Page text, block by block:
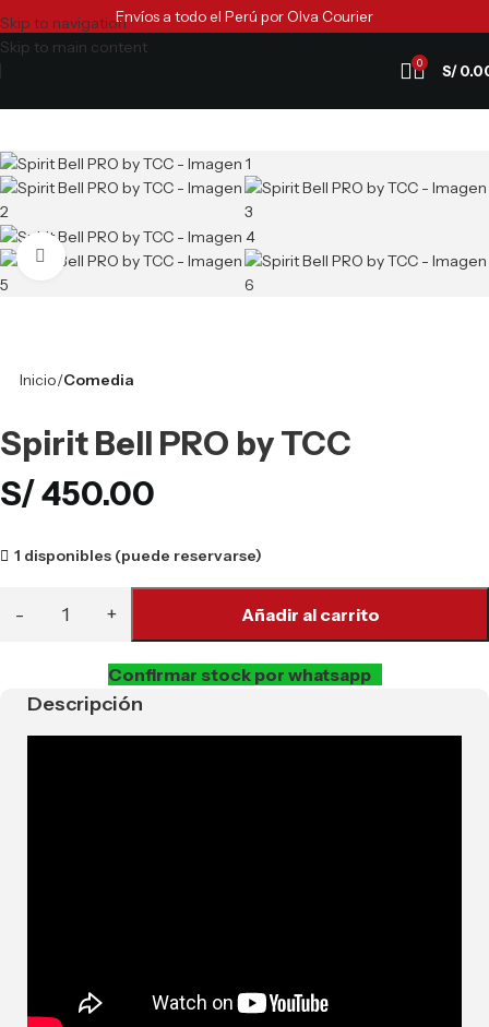
Skip to navigation
Skip to main content
Envíos a todo el Perú por Olva Courier
0 S/
Clic para ampliar
Inicio Comedia
Spirit Bell PRO by TCC
S/450.00
1 disponibles (puede reservarse)
Añadir al carrito
Confirmar stock por whatsapp
Descripción